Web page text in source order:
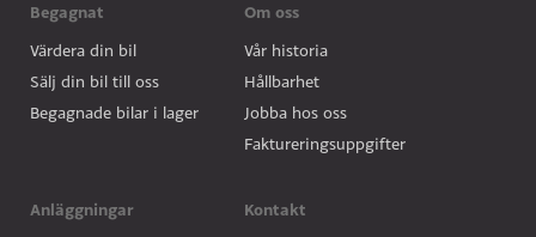
Begagnat
Värdera din bil
Sälj din bil till oss
Begagnade bilar i lager
Anläggningar
Om oss
Vår historia
Hållbarhet
Jobba hos oss
Faktureringsuppgifter
Kontakt